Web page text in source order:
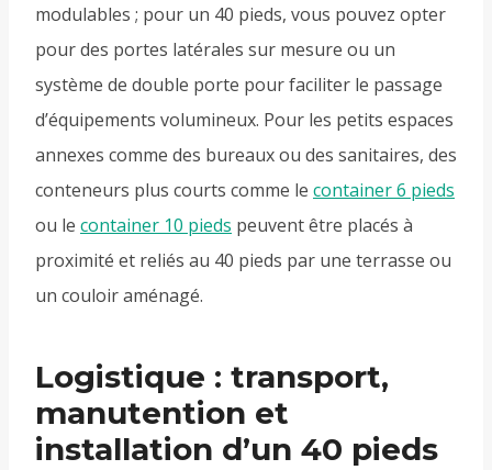
modulables ; pour un 40 pieds, vous pouvez opter
pour des portes latérales sur mesure ou un
système de double porte pour faciliter le passage
d’équipements volumineux. Pour les petits espaces
annexes comme des bureaux ou des sanitaires, des
conteneurs plus courts comme le container 6 pieds
ou le container 10 pieds peuvent être placés à
proximité et reliés au 40 pieds par une terrasse ou
un couloir aménagé.
Logistique : transport,
manutention et
installation d’un 40 pieds